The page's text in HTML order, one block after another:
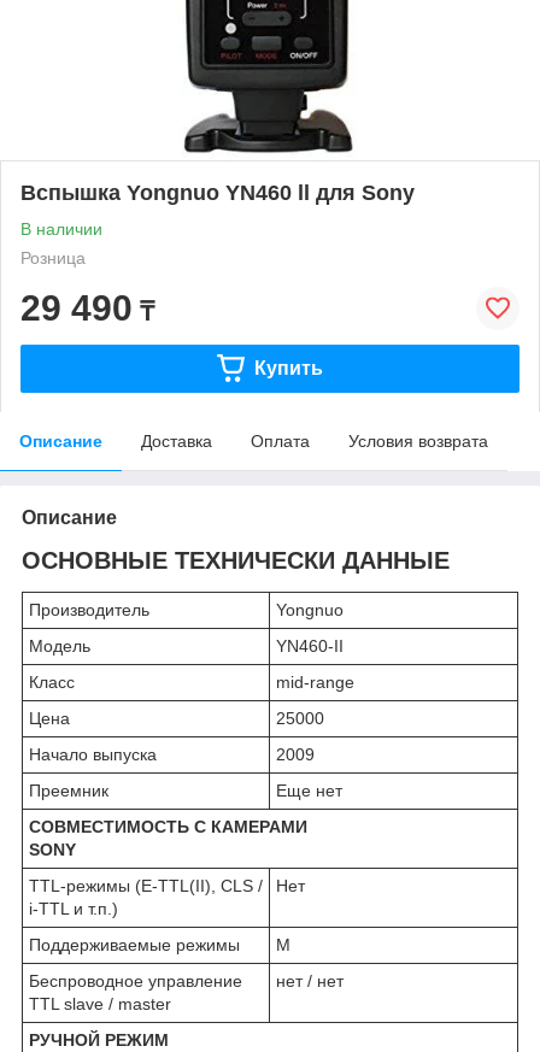
Вспышка Yongnuo YN460 ll для Sony
В наличии
Розница
29 490 ₸
Купить
Описание Доставка Оплата Условия возврата
Описание
ОСНОВНЫЕ ТЕХНИЧЕСКИ ДАННЫЕ
Производитель
Yongnuo
Модель
YN460-II
Класс
mid-range
Цена
25000
Начало выпуска
2009
Преемник
Еще нет
СОВМЕСТИМОСТЬ С КАМЕРАМИ
SONY
TTL-режимы (E-TTL(II), CLS /
i-TTL и т.п.)
Нет
Поддерживаемые режимы
M
Беспроводное управление
TTL slave / master
нет / нет
РУЧНОЙ РЕЖИМ